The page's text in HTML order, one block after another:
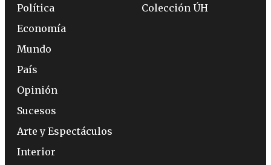
Política
Economía
Mundo
País
Opinión
Sucesos
Arte y Espectáculos
Interior
Colección ÚH